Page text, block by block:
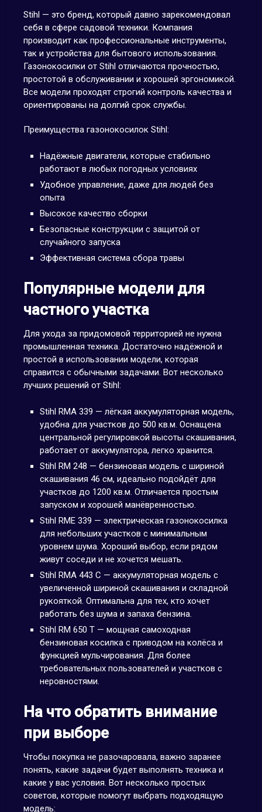
Stihl — это бренд, который давно зарекомендовал
себя в сфере садовой техники. Компания
производит как профессиональные инструменты,
так и устройства для бытового использования.
Газонокосилки от Stihl отличаются прочностью,
простотой в обслуживании и хорошей эргономикой.
Все модели проходят строгий контроль качества и
ориентированы на долгий срок службы.
Преимущества газонокосилок Stihl:
Надёжные двигатели, которые стабильно
работают в любых погодных условиях
Удобное управление, даже для людей без
опыта
Высокое качество сборки
Безопасные конструкции с защитой от
случайного запуска
Эффективная система сбора травы
Популярные модели для
частного участка
Для ухода за придомовой территорией не нужна
промышленная техника. Достаточно надёжной и
простой в использовании модели, которая
справится с обычными задачами. Вот несколько
лучших решений от Stihl:
Stihl RMA 339 — лёгкая аккумуляторная модель,
удобна для участков до 500 кв.м. Оснащена
центральной регулировкой высоты скашивания,
работает от аккумулятора, легко хранится.
Stihl RM 248 — бензиновая модель с шириной
скашивания 46 см, идеально подойдёт для
участков до 1200 кв.м. Отличается простым
запуском и хорошей манёвренностью.
Stihl RME 339 — электрическая газонокосилка
для небольших участков с минимальным
уровнем шума. Хороший выбор, если рядом
живут соседи и не хочется мешать.
Stihl RMA 443 C — аккумуляторная модель с
увеличенной шириной скашивания и складной
рукояткой. Оптимальна для тех, кто хочет
работать без шума и запаха бензина.
Stihl RM 650 T — мощная самоходная
бензиновая косилка с приводом на колёса и
функцией мульчирования. Для более
требовательных пользователей и участков с
неровностями.
На что обратить внимание
при выборе
Чтобы покупка не разочаровала, важно заранее
понять, какие задачи будет выполнять техника и
какие у вас условия. Вот несколько простых
советов, которые помогут выбрать подходящую
модель: